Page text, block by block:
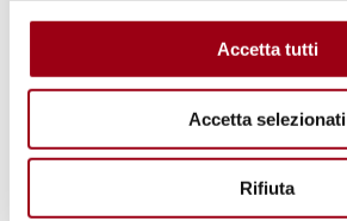
Accetta tutti
Accetta selezionati
Rifiuta